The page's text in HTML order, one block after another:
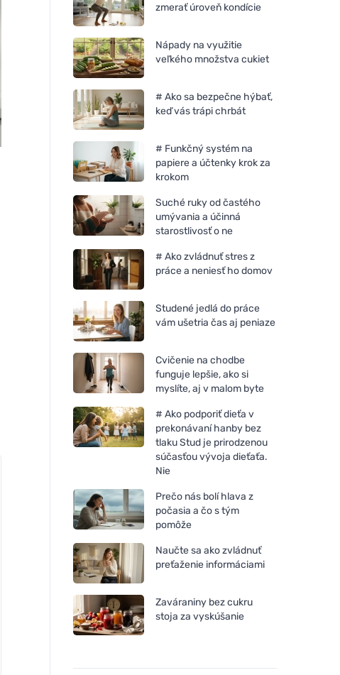
Sonett Čistiaci tekutý piesok
zmerať úroveň kondície
Nápady na využitie
veľkého množstva cukiet
# Ako sa bezpečne hýbať,
keď vás trápi chrbát
# Funkčný systém na
papiere a účtenky krok za
krokom
Suché ruky od častého
umývania a účinná
starostlivosť o ne
# Ako zvládnuť stres z
práce a neniesť ho domov
Studené jedlá do práce
vám ušetria čas aj peniaze
Cvičenie na chodbe
funguje lepšie, ako si
myslíte, aj v malom byte
# Ako podporiť dieťa v
prekonávaní hanby bez
tlaku Stud je prirodzenou
súčasťou vývoja dieťaťa.
Nie
Prečo nás bolí hlava z
počasia a čo s tým
pomôže
Naučte sa ako zvládnuť
preťaženie informáciami
Zaváraniny bez cukru
stoja za vyskúšanie